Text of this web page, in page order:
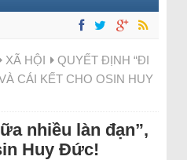
XÃ HỘI
QUYẾT ĐỊNH “ĐI
CÁI KẾT CHO OSIN HUY
nhiều làn đạn”,
Huy Đức!